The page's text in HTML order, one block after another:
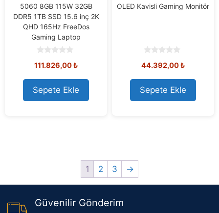
5060 8GB 115W 32GB
DDR5 1TB SSD 15.6 inç 2K
QHD 165Hz FreeDos
Gaming Laptop
o
t
o
f
5
111.826,00₺
Sepete Ekle
OLED Kavisli Gaming Monitör
o
t
o
f
5
44.392,00₺
Sepete Ekle
1 2 3 →
Güvenilir Gönderim